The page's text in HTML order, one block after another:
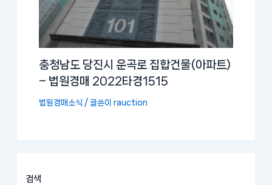
검색
충청남도 당진시 운곡로 집합건물(아파트)
– 법원경매 2022타경1515
법원경매소식 / 글쓴이rauction